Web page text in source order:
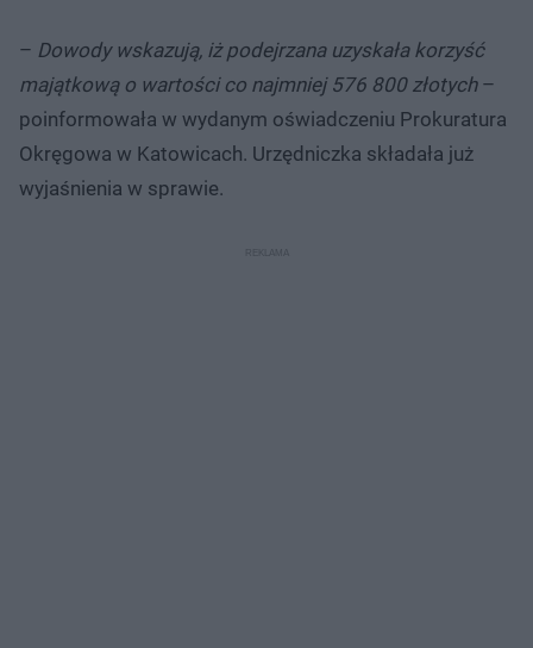
– Dowody wskazują, iż podejrzana uzyskała korzyść
majątkową o wartości co najmniej 576 800 złotych–
poinformowała w wydanym oświadczeniu Prokuratura
Okręgowa w Katowicach. Urzędniczka składała już
wyjaśnienia w sprawie.